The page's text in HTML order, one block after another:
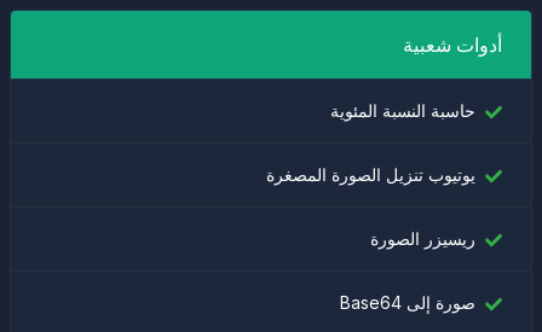
أدوات شعبية
حاسبة النسبة المئوية
يوتيوب تنزيل الصورة المصغرة
ريسيزر الصورة
صورة إلى Base64